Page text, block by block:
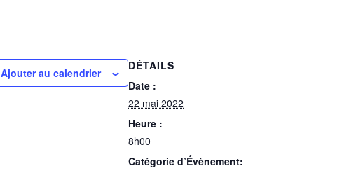
Ajouter au calendrier
DÉTAILS
Date :
22 mai 2022
Heure :
8h00
Catégorie d’Évènement: